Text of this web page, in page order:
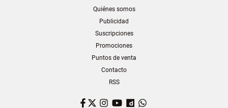
Quiénes somos
Publicidad
Suscripciones
Promociones
Puntos de venta
Contacto
RSS
Facebook
TwitterInstagram
YouTubeDailymotion